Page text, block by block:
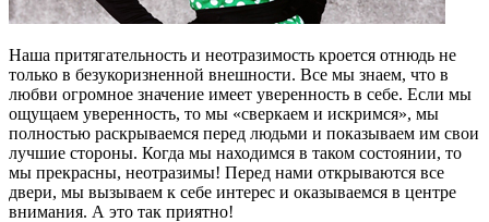
Наша притягательность и неотразимость кроется отнюдь не
только в безукоризненной внешности. Все мы знаем, что в
любви огромное значение имеет уверенность в себе. Если мы
ощущаем уверенность, то мы «сверкаем и искримся», мы
полностью раскрываемся перед людьми и показываем им свои
лучшие стороны. Когда мы находимся в таком состоянии, то
мы прекрасны, неотразимы! Перед нами открываются все
двери, мы вызываем к себе интерес и оказываемся в центре
внимания. А это так приятно!